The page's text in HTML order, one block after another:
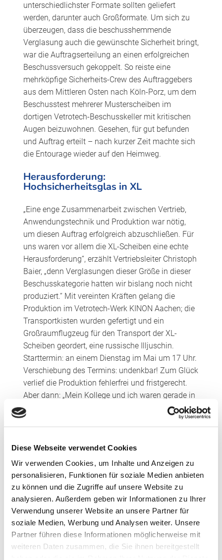
Diese Webseite verwendet Cookies
Wir verwenden Cookies, um Inhalte und Anzeigen zu
personalisieren, Funktionen für soziale Medien anbieten
zu können und die Zugriffe auf unsere Website zu
analysieren. Außerdem geben wir Informationen zu Ihrer
Verwendung unserer Website an unsere Partner für
soziale Medien, Werbung und Analysen weiter. Unsere
Partner führen diese Informationen möglicherweise mit
weiteren Daten zusammen, die Sie ihnen bereitgestellt
unterschiedlichster Formate sollten geliefert
werden, darunter auch Großformate. Um sich zu
überzeugen, dass die beschusshemmende
Verglasung auch die gewünschte Sicherheit bringt,
war die Auftragserteilung an einen erfolgreichen
Beschussversuch gekoppelt. So reiste eine
mehrköpfige Sicherheits-Crew des Auftraggebers
aus dem Mittleren Osten nach Köln-Porz, um dem
Beschusstest mehrerer Musterscheiben im
dortigen Vetrotech-Beschusskeller mit kritischen
Augen beizuwohnen. Gesehen, für gut befunden
und Auftrag erteilt – nach kurzer Zeit machte sich
die Entourage wieder auf den Heimweg.
Herausforderung:
Hochsicherheitsglas in XL
„Eine enge Zusammenarbeit zwischen Vertrieb,
Anwendungstechnik und Produktion war nötig,
um diesen Auftrag erfolgreich abzuschließen. Für
uns waren vor allem die XL-Scheiben eine echte
Herausforderung“, erzählt Vertriebsleiter Christoph
Baier, „denn Verglasungen dieser Größe in dieser
Beschusskategorie hatten wir bislang noch nicht
produziert.“ Mit vereinten Kräften gelang die
Produktion im Vetrotech-Werk KINON Aachen; die
Transportkisten wurden gefertigt und ein
Großraumflugzeug für den Transport der XL-
Scheiben geordert, eine russische Illjuschin.
Starttermin: an einem Dienstag im Mai um 17 Uhr.
Verschiebung des Termins: undenkbar! Zum Glück
verlief die Produktion fehlerfrei und fristgerecht.
Aber dann: „Mein Kollege und ich waren gerade in
Oslo bei einem Beratungstermin, als ein Anruf
kam: Die XL-Transportkiste passt nicht in die
Improvisation beim
Transportkistenbau
Was tun? Auf die Schnelle gab es nur eine
Alternative: das Transportflugzeug zu wechseln
und statt der Illjuschin eine größere Antonov zu
ordern. Die Transportkosten hätten allerdings
beim Doppelten des ohnehin schon sechsstelligen
Betrags gelegen – ein Knockout-Kriterium, wie